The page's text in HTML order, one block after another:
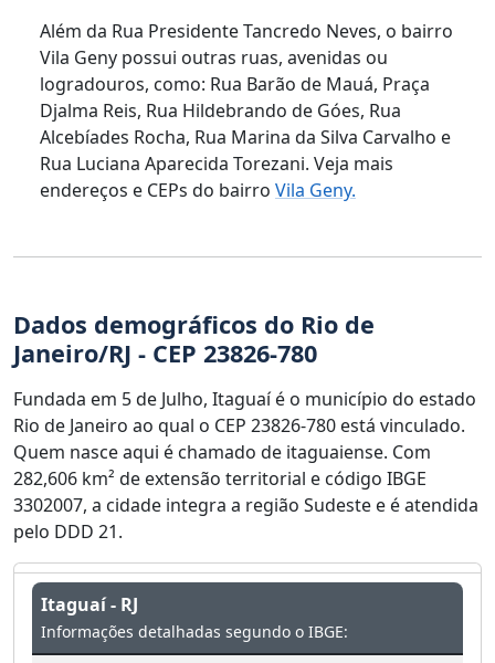
Além da Rua Presidente Tancredo Neves, o bairro
Vila Geny possui outras ruas, avenidas ou
logradouros, como: Rua Barão de Mauá, Praça
Djalma Reis, Rua Hildebrando de Góes, Rua
Alcebíades Rocha, Rua Marina da Silva Carvalho e
Rua Luciana Aparecida Torezani. Veja mais
endereços e CEPs do bairro Vila Geny.
Dados demográficos do Rio de
Janeiro/RJ - CEP 23826-780
Fundada em 5 de Julho, Itaguaí é o município do estado
Rio de Janeiro ao qual o CEP 23826-780 está vinculado.
Quem nasce aqui é chamado de itaguaiense. Com
282,606 km² de extensão territorial e código IBGE
3302007, a cidade integra a região Sudeste e é atendida
pelo DDD 21.
Itaguaí - RJ
Informações detalhadas segundo o IBGE: